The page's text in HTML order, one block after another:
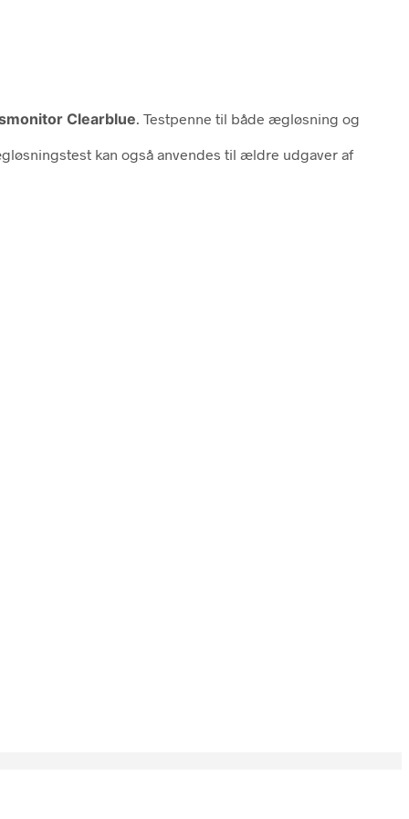
Clearblue . Testpenne til både ægløsning og
kan også anvendes til ældre udgaver af